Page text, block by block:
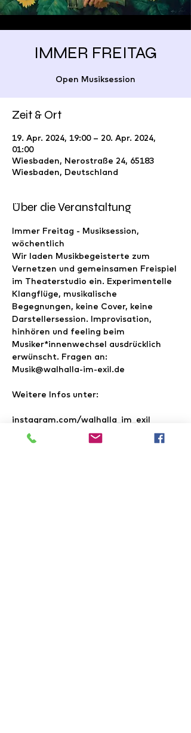
IMMER FREITAG
Open Musiksession
Zeit & Ort
19. Apr. 2024, 19:00 – 20. Apr. 2024,
01:00
Wiesbaden, Nerostraße 24, 65183
Wiesbaden, Deutschland
Über die Veranstaltung
Immer Freitag - Musiksession,
wöchentlich
Wir laden Musikbegeisterte zum
Vernetzen und gemeinsamen Freispiel
im Theaterstudio ein. Experimentelle
Klangflüge, musikalische
Begegnungen, keine Cover, keine
Darstellersession. Improvisation,
hinhören und feeling beim
Musiker*innenwechsel ausdrücklich
erwünscht. Fragen an:
Musik@walhalla-im-exil.de
Weitere Infos unter:
instagram.com/walhalla_im_exil
facebook.com/walhallaimexil
www.youtube.com/@WalhallaimEXIL